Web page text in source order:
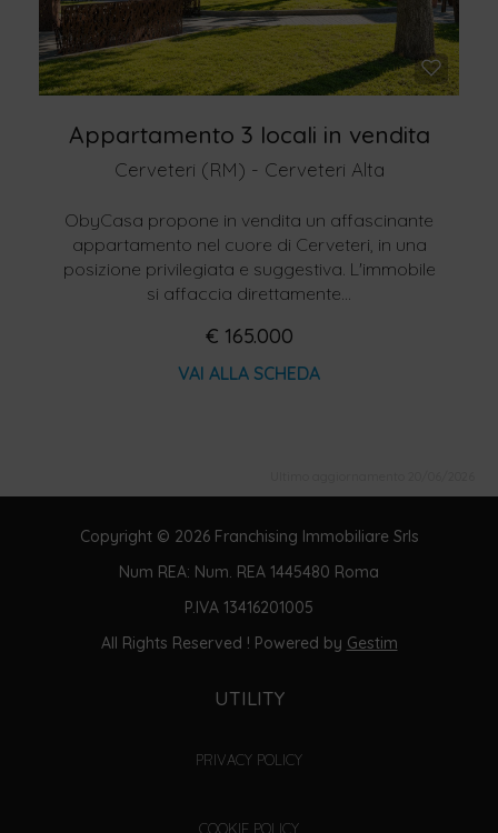
Appartamento 3 locali in vendita
Cerveteri (RM) - Cerveteri Alta
ObyCasa propone in vendita un affascinante
appartamento nel cuore di Cerveteri, in una
posizione privilegiata e suggestiva. L'immobile
si affaccia direttamente...
€ 165.000
VAI ALLA SCHEDA
Copyright © 2026 Franchising Immobiliare Srls
Num REA: Num. REA 1445480 Roma
P.IVA 13416201005
All Rights Reserved ! Powered by Gestim
UTILITY
PRIVACY POLICY
COOKIE POLICY